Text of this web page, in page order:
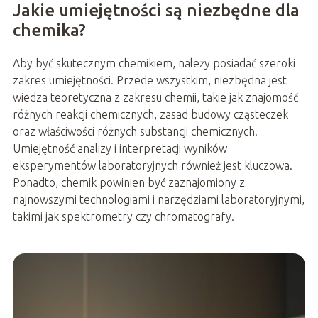
Jakie umiejętności są niezbędne dla
chemika?
Aby być skutecznym chemikiem, należy posiadać szeroki
zakres umiejętności. Przede wszystkim, niezbędna jest
wiedza teoretyczna z zakresu chemii, takie jak znajomość
różnych reakcji chemicznych, zasad budowy cząsteczek
oraz właściwości różnych substancji chemicznych.
Umiejętność analizy i interpretacji wyników
eksperymentów laboratoryjnych również jest kluczowa.
Ponadto, chemik powinien być zaznajomiony z
najnowszymi technologiami i narzędziami laboratoryjnymi,
takimi jak spektrometry czy chromatografy.